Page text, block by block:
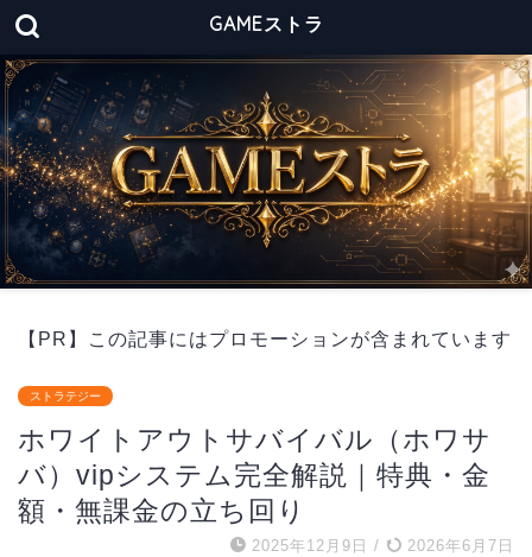
GAMEストラ
【PR】この記事にはプロモーションが含まれています
ストラテジー
ホワイトアウトサバイバル（ホワサ
バ）vipシステム完全解説｜特典・金
額・無課金の立ち回り
2025年12月9日 / 2026年6月7日